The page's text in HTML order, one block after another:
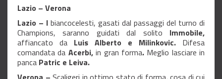
Lazio – Verona
Lazio – I biancocelesti, gasati dal passaggi del turno di
Champions, saranno guidati dal solito Immobile,
affiancato da Luis Alberto e Milinkovic. Difesa
comandata da Acerbi,in gran forma. Meglio lasciare in
panca Patric e Leiva.